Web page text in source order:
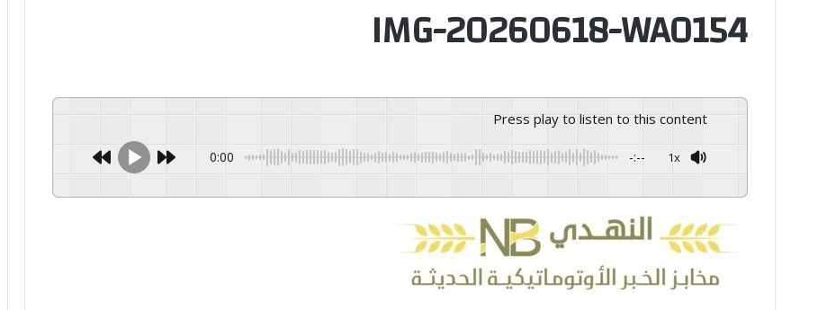
IMG-20260618-WA0154
Press play to listen to this content
0:00 -:-- 1x